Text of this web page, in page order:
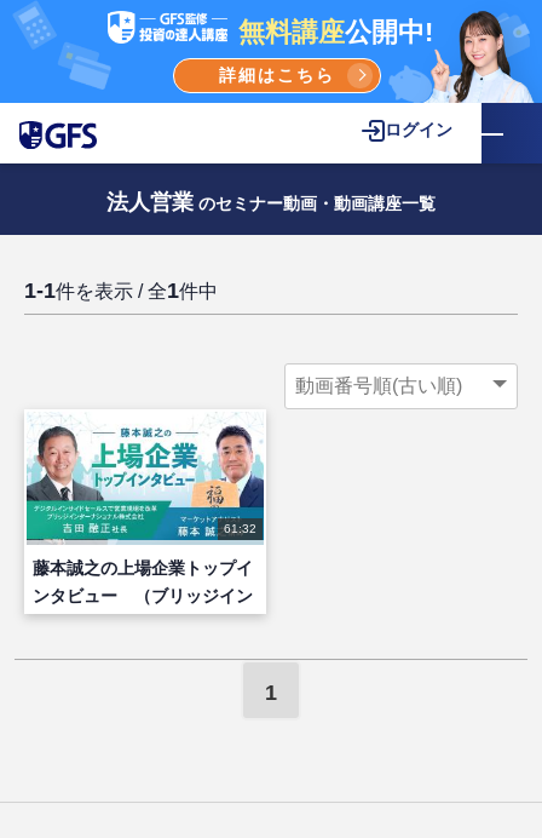
無料講座公開中!
詳細はこちら
ログイン
法人営業 のセミナー動画・動画講座一覧
1-1件を表示 / 全1件中
61:32
藤本誠之の上場企業トップイ
ンタビュー （ブリッジイン
ターナショナル株式会社 吉
1